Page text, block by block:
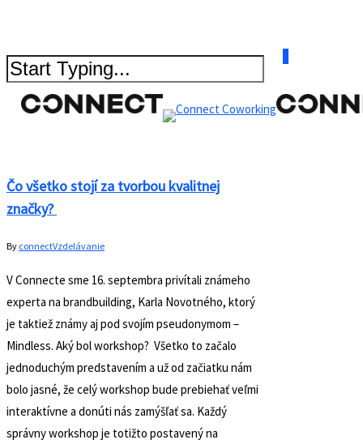
All Posts By
connect
Čo všetko stojí za tvorbou kvalitnej
značky?
By connectVzdelávanie
V Connecte sme 16. septembra privítali známeho
experta na brandbuilding, Karla Novotného, ktorý
je taktiež známy aj pod svojím pseudonymom –
Mindless. Aký bol workshop? Všetko to začalo
jednoduchým predstavením a už od začiatku nám
bolo jasné, že celý workshop bude prebiehať veľmi
interaktívne a donúti nás zamýšľať sa. Každý
správny workshop je totižto postavený na